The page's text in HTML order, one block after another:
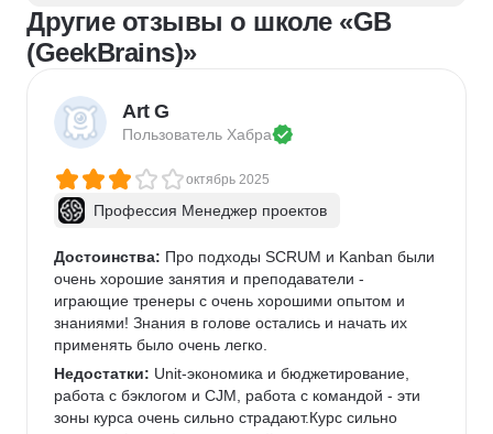
Другие отзывы о школе «GB
(GeekBrains)»
Art G
Пользователь Хабра
октябрь 2025
Профессия Менеджер проектов
Достоинства: Про подходы SCRUM и Kanban были
очень хорошие занятия и преподаватели -
играющие тренеры с очень хорошими опытом и
знаниями! Знания в голове остались и начать их
применять было очень легко.
Недостатки: Unit-экономика и бюджетирование,
работа с бэклогом и CJM, работа с командой - эти
зоны курса очень сильно страдают.Курс сильно